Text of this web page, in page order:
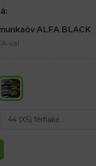
ALFA BLACK
val